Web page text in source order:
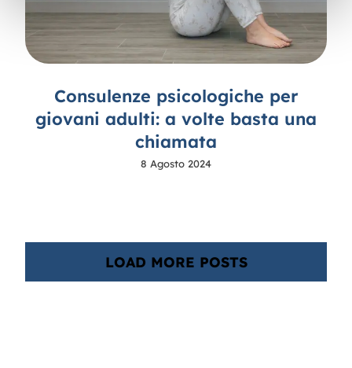
Consulenze psicologiche per
giovani adulti: a volte basta una
chiamata
8 Agosto 2024
LOAD MORE POSTS